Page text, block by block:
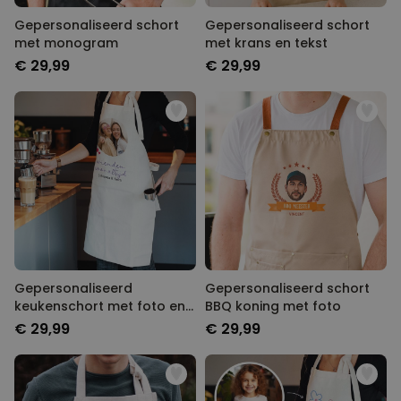
Gepersonaliseerd schort
met monogram
€ 29,99
Gepersonaliseerd schort
met krans en tekst
€ 29,99
Gepersonaliseerd
keukenschort met foto en
tekst
€ 29,99
Gepersonaliseerd schort
BBQ koning met foto
€ 29,99